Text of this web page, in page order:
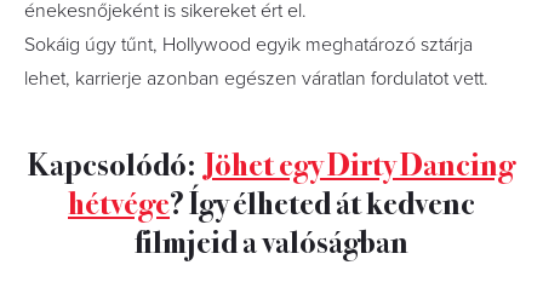
énekesnőjeként is sikereket ért el.
Sokáig úgy tűnt, Hollywood egyik meghatározó sztárja
lehet, karrierje azonban egészen váratlan fordulatot vett.
Kapcsolódó: Jöhet egy Dirty Dancing
hétvége? Így élheted át kedvenc
filmjeid a valóságban